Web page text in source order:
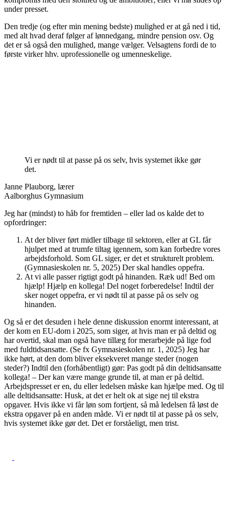
under presset.
Den tredje (og efter min mening bedste) mulighed er at gå ned i tid,
med alt hvad deraf følger af lønnedgang, mindre pension osv. Og
det er så også den mulighed, mange vælger. Velsagtens fordi de to
første virker hhv. uprofessionelle og umenneskelige.
Vi er nødt til at passe på os selv, hvis systemet ikke gør
det.
Janne Plauborg, lærer
Aalborghus Gymnasium
Jeg har (mindst) to håb for fremtiden – eller lad os kalde det to
opfordringer:
At der bliver ført midler tilbage til sektoren, eller at GL får
hjulpet med at trumfe tiltag igennem, som kan forbedre vores
arbejdsforhold. Som GL siger, er det et strukturelt problem.
(Gymnasieskolen nr. 5, 2025) Der skal handles oppefra.
At vi alle passer rigtigt godt på hinanden. Ræk ud! Bed om
hjælp! Hjælp en kollega! Del noget forberedelse! Indtil der
sker noget oppefra, er vi nødt til at passe på os selv og
hinanden.
Og så er det desuden i hele denne diskussion enormt interessant, at
der kom en EU-dom i 2025, som siger, at hvis man er på deltid og
har overtid, skal man også have tillæg for merarbejde på lige fod
med fuldtidsansatte. (Se fx Gymnasieskolen nr. 1, 2025) Jeg har
ikke hørt, at den dom bliver eksekveret mange steder (nogen
steder?) Indtil den (forhåbentligt) gør: Pas godt på din deltidsansatte
kollega! – Der kan være mange grunde til, at man er på deltid.
Arbejdspresset er en, du eller ledelsen måske kan hjælpe med. Og til
alle deltidsansatte: Husk, at det er helt ok at sige nej til ekstra
opgaver. Hvis ikke vi får løn som fortjent, så må ledelsen få løst de
ekstra opgaver på en anden måde. Vi er nødt til at passe på os selv,
hvis systemet ikke gør det. Det er forståeligt, men trist.